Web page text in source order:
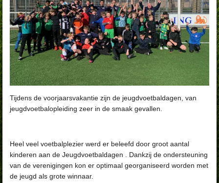
Tijdens de voorjaarsvakantie zijn de jeugdvoetbaldagen, van
jeugdvoetbalopleiding zeer in de smaak gevallen.
Heel veel voetbalplezier werd er beleefd door groot aantal
kinderen aan de Jeugdvoetbaldagen . Dankzij de ondersteuning
van de verenigingen kon er optimaal georganiseerd worden met
de jeugd als grote winnaar.